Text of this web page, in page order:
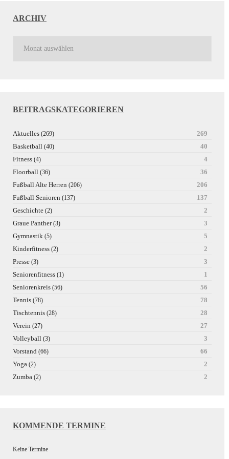
ARCHIV
BEITRAGSKATEGORIEREN
Aktuelles (269)
269
Basketball (40)
40
Fitness (4)
4
Floorball (36)
36
Fußball Alte Herren (206)
206
Fußball Senioren (137)
137
Geschichte (2)
2
Graue Panther(3)
3
Gymnastik (5)
5
Kinderfitness (2)
2
Presse (3)
3
Seniorenfitness (1)
1
Seniorenkreis (56)
56
Tennis (78)
78
Tischtennis (28)
28
Verein (27)
27
Volleyball (3)
3
Vorstand (66)
66
Yoga (2)
2
Zumba (2) 2
KOMMENDE TERMINE
Keine Termine